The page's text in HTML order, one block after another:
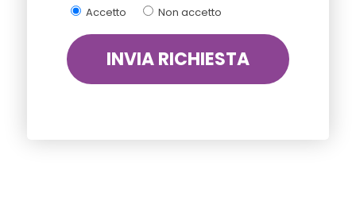
Accetto Non accetto